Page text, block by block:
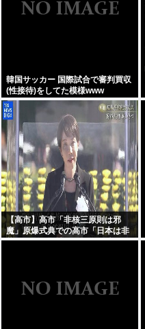
韓国サッカー 国際試合で審判買収
(性接待)をしてた模様www
【高市】高市「非核三原則は邪
魔」原爆式典での高市「日本は非
核三原則を堅持しており、唯一の